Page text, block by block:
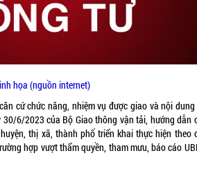
họa (nguồn internet)
cứ chức năng, nhiệm vụ được giao và nội
6/2023 của Bộ Giao thông vận tải, hướng dẫn
thị xã, thành phố triển khai thực hiện theo
hợp vượt thẩm quyền, tham mưu, báo cáo